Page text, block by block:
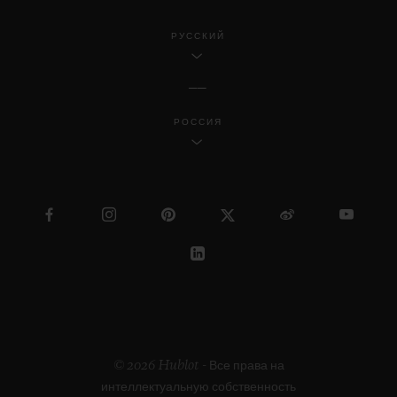
РУССКИЙ
РОССИЯ
© 2026 Hublot - Все права на
интеллектуальную собственность